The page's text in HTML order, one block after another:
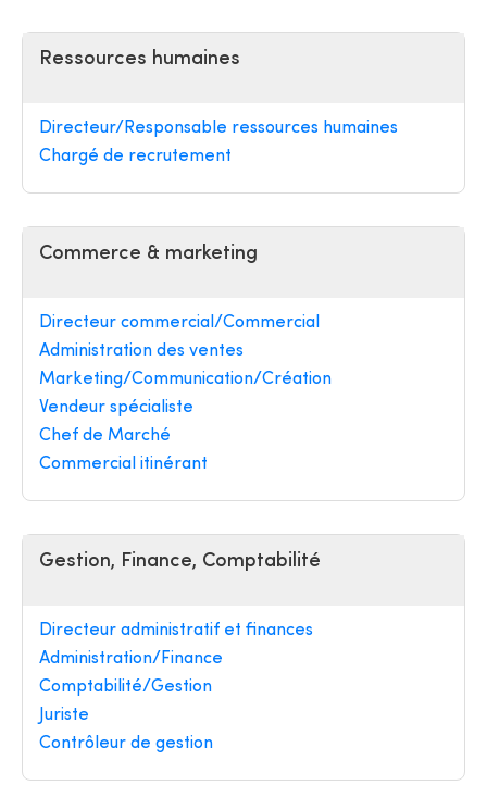
Ressources humaines
Directeur/Responsable ressources humaines
Chargé de recrutement
Commerce & marketing
Directeur commercial/Commercial
Administration des ventes
Marketing/Communication/Création
Vendeur spécialiste
Chef de Marché
Commercial itinérant
Gestion, Finance, Comptabilité
Directeur administratif et finances
Administration/Finance
Comptabilité/Gestion
Juriste
Contrôleur de gestion